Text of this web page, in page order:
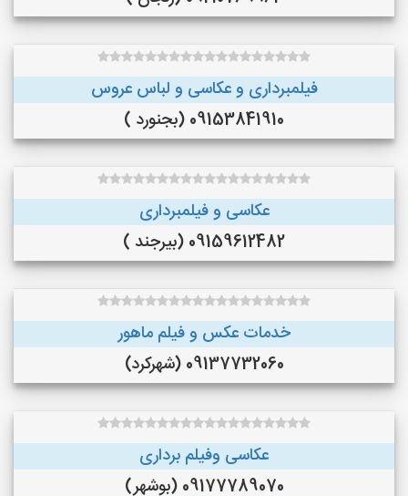
فیلمبرداری و عکاسی و لباس عروس
09153841910 (بجنورد )
عکاسی و فیلمبرداری
09159612482 (بیرجند )
خدمات عکس و فیلم ماهور
09137732060 (شهرکرد)
عکاسی وفیلم برداری
09177789070 (بوشهر)